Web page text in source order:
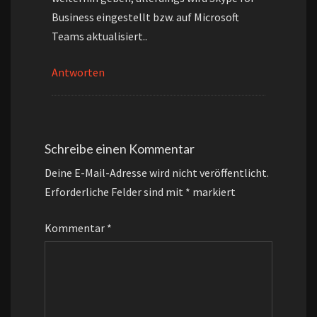
Business eingestellt bzw. auf Microsoft
Teams aktualisiert..
Antworten
Schreibe einen Kommentar
Deine E-Mail-Adresse wird nicht veröffentlicht.
Erforderliche Felder sind mit * markiert
Kommentar *